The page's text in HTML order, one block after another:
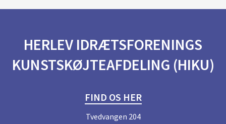
HERLEV IDRÆTSFORENINGS
KUNSTSKØJTEAFDELING (HIKU)
FIND OS HER
Tvedvangen 204